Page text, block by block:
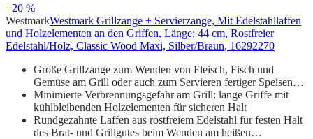
−20 %
WestmarkWestmark Grillzange + Servierzange, Mit Edelstahllaffen
und Holzelementen an den Griffen, Länge: 44 cm, Rostfreier
Edelstahl/Holz, Classic Wood Maxi, Silber/Braun, 16292270
Große Grillzange zum Wenden von Fleisch, Fisch und
Gemüse am Grill oder auch zum Servieren fertiger Speisen…
Minimierte Verbrennungsgefahr am Grill: lange Griffe mit
kühlbleibenden Holzelementen für sicheren Halt
Rundgezahnte Laffen aus rostfreiem Edelstahl für festen Halt
des Brat- und Grillgutes beim Wenden am heißen…